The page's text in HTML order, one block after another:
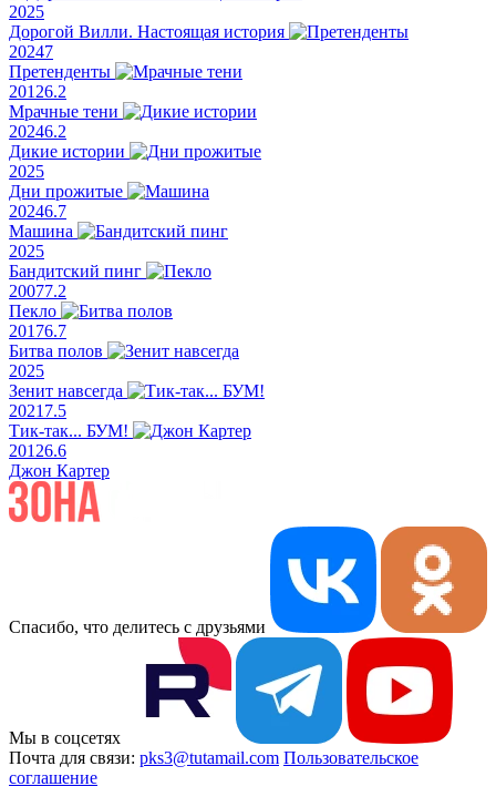
2025
Дорогой Вилли. Настоящая история
20247
Претенденты
20126.2
Мрачные тени
20246.2
Дикие истории
2025
Дни прожитые
20246.7
Машина
2025
Бандитский пинг
20077.2
Пекло
20176.7
Битва полов
2025
Зенит навсегда
2021 7.5
Тик-так... БУМ!
20126.6
Джон Картер
Спасибо, что делитесь с друзьями
Мы в соцсетях
Почта для связи: pks3@tutamail.com Пользовательское
соглашение